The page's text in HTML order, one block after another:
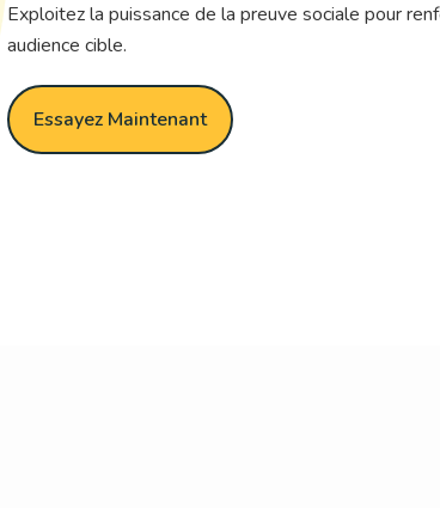
Exploitez la puissance de la preuve sociale pour
audience cible.
Essayez Maintenant